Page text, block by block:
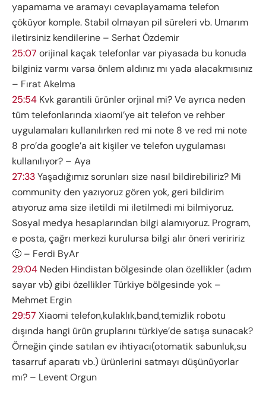
yapamama ve aramayı cevaplayamama telefon
çöküyor komple. Stabil olmayan pil süreleri vb. Umarım
iletirsiniz kendilerine – Serhat Özdemir
25:07 orijinal kaçak telefonlar var piyasada bu konuda
bilginiz varmı varsa önlem aldınız mı yada alacakmısınız
– Fırat Akelma
25:54 Kvk garantili ürünler orjinal mi? Ve ayrıca neden
tüm telefonlarında xiaomi’ye ait telefon ve rehber
uygulamaları kullanılırken red mi note 8 ve red mi note
8 pro’da google’a ait kişiler ve telefon uygulaması
kullanılıyor? – Aya
27:33Yaşadığımız sorunları size nasıl bildirebiliriz? Mi
community den yazıyoruz gören yok, geri bildirim
atıyoruz ama size iletildi mi iletilmedi mi bilmiyoruz.
Sosyal medya hesaplarından bilgi alamıyoruz. Program,
e posta, çağrı merkezi kurulursa bilgi alır öneri veriririz
🙂 – Ferdi ByAr
29:04 Neden Hindistan bölgesinde olan özellikler (adım
sayar vb) gibi özellikler Türkiye bölgesinde yok –
Mehmet Ergin
29:57 Xiaomi telefon,kulaklık,band,temizlik robotu
dışında hangi ürün gruplarını türkiye’de satışa sunacak?
Örneğin çinde satılan ev ihtiyacı(otomatik sabunluk,su
tasarruf aparatı vb.) ürünlerini satmayı düşünüyorlar
mı? – Levent Orgun